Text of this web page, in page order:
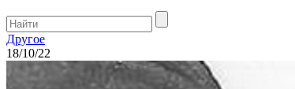
Другое
18/10/22